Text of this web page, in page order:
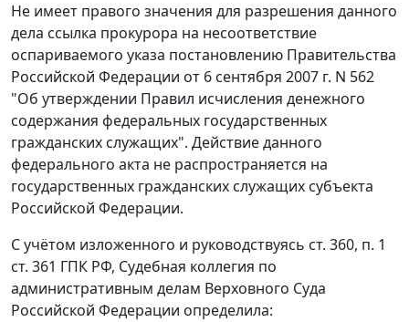
Не имеет правого значения для разрешения данного
дела ссылка прокурора на несоответствие
оспариваемого указа постановлению Правительства
Российской Федерации от 6 сентября 2007 г. N 562
"Об утверждении Правил исчисления денежного
содержания федеральных государственных
гражданских служащих". Действие данного
федерального акта не распространяется на
государственных гражданских служащих субъекта
Российской Федерации.
С учётом изложенного и руководствуясь ст. 360, п. 1
ст. 361 ГПК РФ, Судебная коллегия по
административным делам Верховного Суда
Российской Федерации определила: